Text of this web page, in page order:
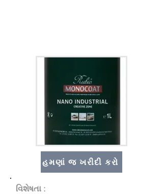
હમણાં જ ખરીદી કરો
વિશેષતા :